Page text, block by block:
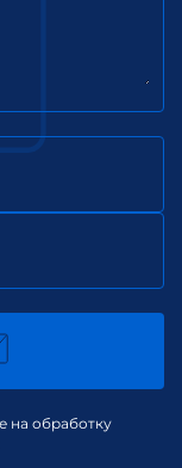
на обработку